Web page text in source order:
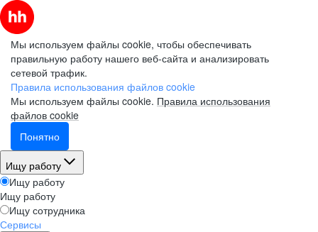
Мы используем файлы cookie, чтобы обеспечивать
правильную работу нашего веб-сайта и анализировать
сетевой трафик.
Правила использования файлов cookie
Мы используем файлы cookie. Правила использования
файлов cookie
Понятно
Ищу работу
Ищу работу
Ищу работу
Ищу сотрудника
Сервисы